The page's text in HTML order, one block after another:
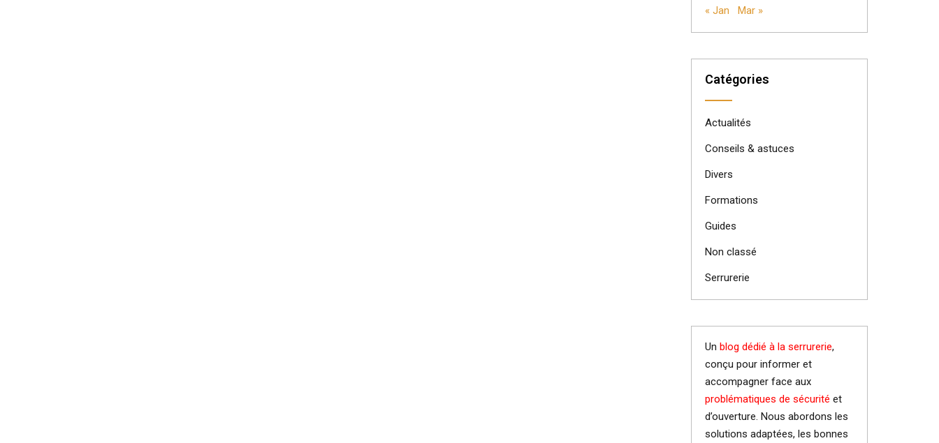
« Jan Mar »
Catégories
Actualités
Conseils & astuces
Divers
Formations
Guides
Non classé
Serrurerie
Un blog dédié à la serrurerie,
conçu pour informer et
accompagner face aux
problématiques de sécurité et
d’ouverture. Nous abordons les
solutions adaptées, les bonnes